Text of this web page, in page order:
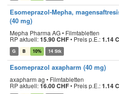
Esomeprazol-Mepha,
(40 mg)
Mepha Pharma AG • Filmtabletten
RP aktuell:15.90 CHF• Preis p.E.:1.14
G B 10% 14 Stk
Esomeprazol axapharm (40 mg)
axapharm ag • Filmtabletten
RP aktuell:16.00 CHF• Preis p.E.:1.14